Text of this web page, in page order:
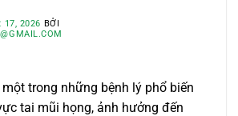
17, 2026 BỞI
trong những bệnh lý phổ biến
tai mũi họng, ảnh hưởng đến